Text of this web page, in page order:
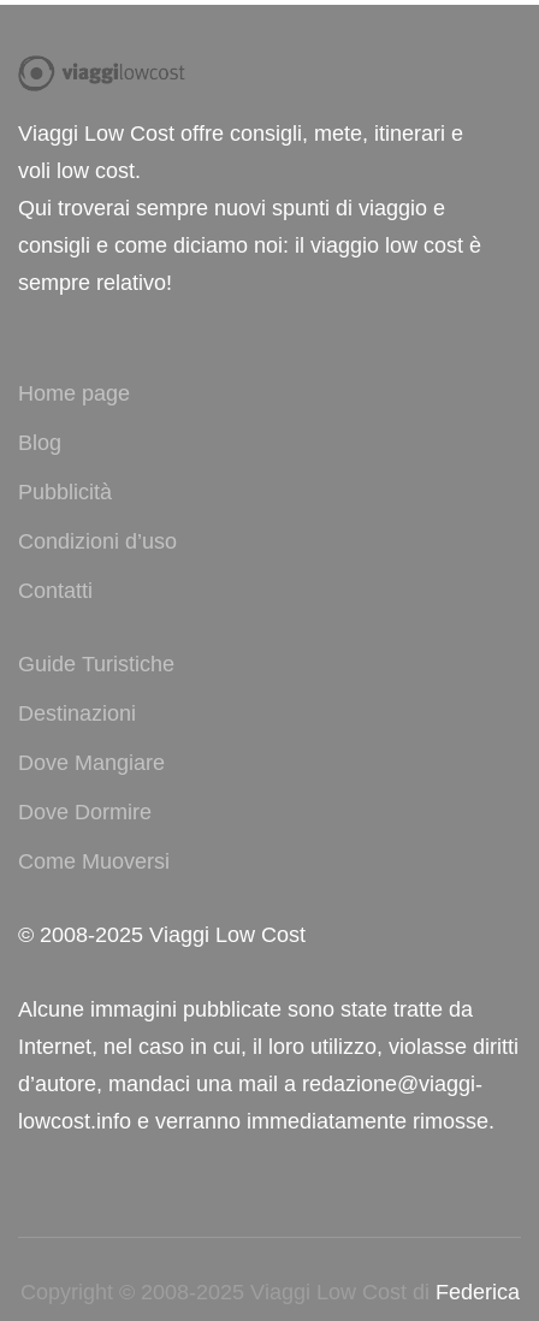
Viaggi Low Cost offre consigli, mete, itinerari e
voli low cost.
Qui troverai sempre nuovi spunti di viaggio e
consigli e come diciamo noi: il viaggio low cost è
sempre relativo!
Home page
Blog
Pubblicità
Condizioni d’uso
Contatti
Guide Turistiche
Destinazioni
Dove Mangiare
Dove Dormire
Come Muoversi
© 2008-2025 Viaggi Low Cost
Alcune immagini pubblicate sono state tratte da
Internet, nel caso in cui, il loro utilizzo, violasse diritti
d’autore, mandaci una mail a redazione@viaggi-
lowcost.info e verranno immediatamente rimosse.
Copyright © 2008-2025 Viaggi Low Cost di Federica